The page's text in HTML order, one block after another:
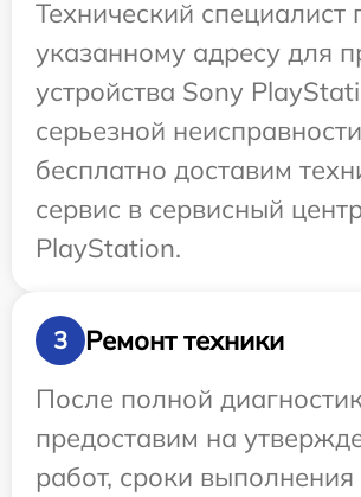
Технический специалист
указанному адресу для
устройства Sony
серьезной
бесплатно доставим
сервис в сервисный
PlayStation.
3
Ремонт техники
После полной
предоставим на
работ, сроки